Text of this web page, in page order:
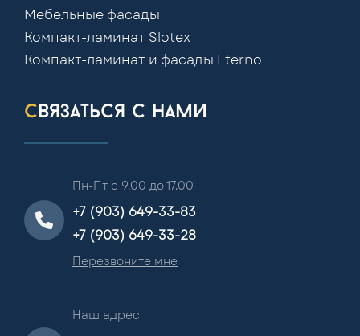
Мебельные фасады
Компакт-ламинат Slotex
Компакт-ламинат и фасады Eterno
связаться с нами
Пн-Пт с 9.00 до 17.00
+7 (903) 649-33-83
+7 (903) 649-33-28
Перезвоните мне
Наш адрес